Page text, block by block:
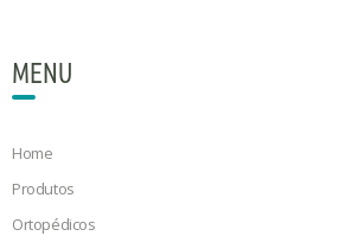
MENU
Home
Produtos
Ortopédicos